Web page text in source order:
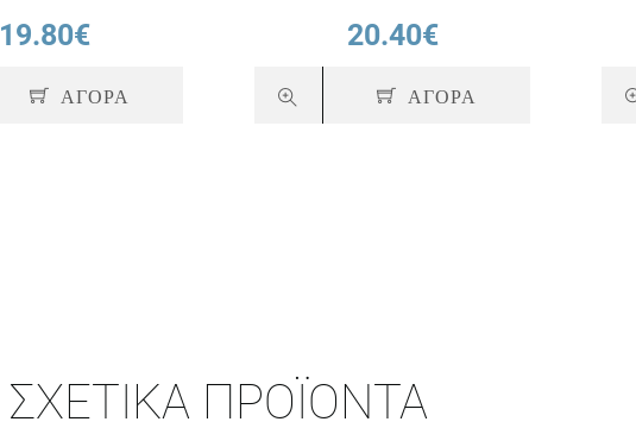
19.80€
ΑΓΟΡΑ
20.40€
ΑΓΟΡΑ
ΣΧΕΤΙΚΆ ΠΡΟΪΌΝΤΑ